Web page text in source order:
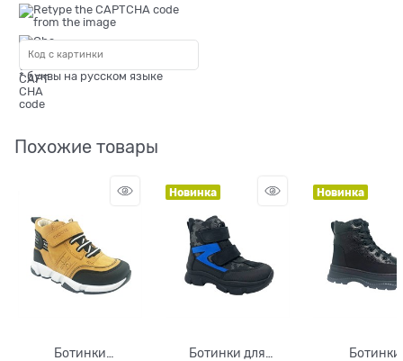
* буквы на русском языке
Похожие товары
Ботинки
Новинка
Ботинки для
Новинка
Ботинки